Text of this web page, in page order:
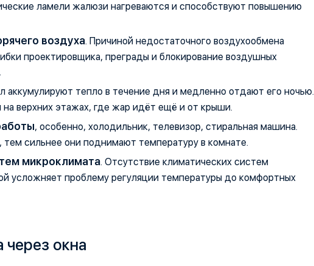
ламели жалюзи нагреваются и способствуют повышению
воздуха. Причиной недостаточного воздухообмена
проектировщика, преграды и блокирование воздушных
аккумулируют тепло в течение дня и медленно отдают его ночью.
верхних этажах, где жар идёт ещё и от крыши.
, особенно, холодильник, телевизор, стиральная машина.
сильнее они поднимают температуру в комнате.
микроклимата. Отсутствие климатических систем
усложняет проблему регуляции температуры до комфортных
через окна